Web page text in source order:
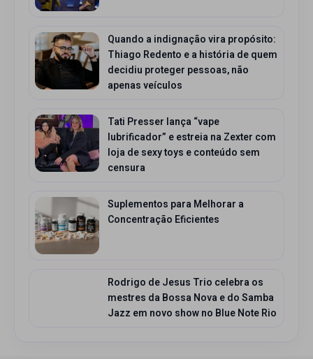
Quando a indignação vira propósito:
Thiago Redento e a história de quem
decidiu proteger pessoas, não
apenas veículos
Tati Presser lança “vape
lubrificador” e estreia na Zexter com
loja de sexy toys e conteúdo sem
censura
Suplementos para Melhorar a
Concentração Eficientes
Rodrigo de Jesus Trio celebra os
mestres da Bossa Nova e do Samba
Jazz em novo show no Blue Note Rio